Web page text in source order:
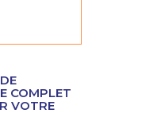
COMPLET
VOTRE